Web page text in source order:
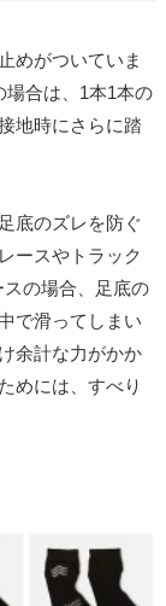
めがついていま
場合は、1本1本の
地時にさらに踏
底のズレを防ぐ
ースやトラック
の場合、足底の
で滑ってしまい
余計な力がかか
めには、すべり